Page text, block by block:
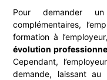
Pour demander un
complémentaires,
formation à
évolution
Cependant,
demande, laissant au